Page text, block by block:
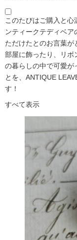
このたびはご購入と
ンティークテディベ
ただけたとのお言葉
部屋に飾ったり、リボ
の暮らしの中で可愛が
とを、ANTIQUE
す！
すべて表示